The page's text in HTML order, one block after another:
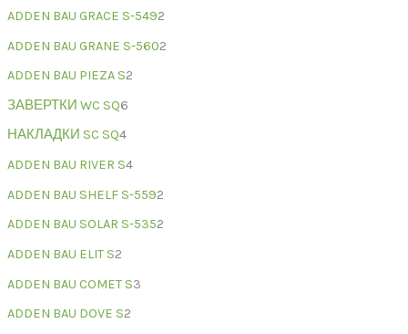
ADDEN BAU GRACE S-5492
ADDEN BAU GRANE S-5602
ADDEN BAU PIEZA S2
ЗАВЕРТКИ WC SQ6
НАКЛАДКИ SC SQ4
ADDEN BAU RIVER S4
ADDEN BAU SHELF S-5592
ADDEN BAU SOLAR S-5352
ADDEN BAU ELIT S2
ADDEN BAU COMET S3
ADDEN BAU DOVE S2